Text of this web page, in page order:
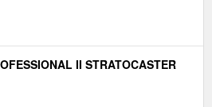
II STRATOCASTER